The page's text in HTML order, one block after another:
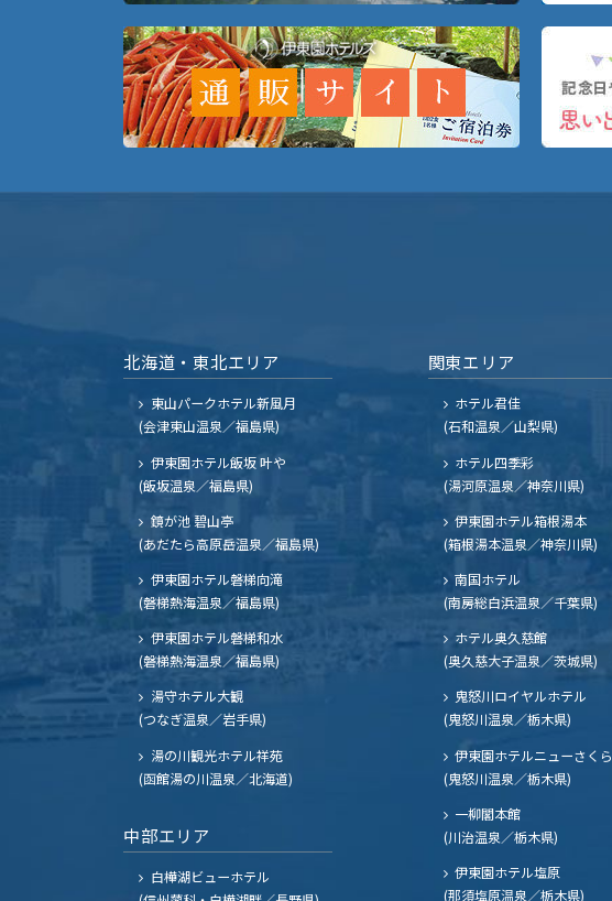
北海道・東北エリア
東山パークホテル新風月
(会津東山温泉／福島県)
伊東園ホテル飯坂 叶や
(飯坂温泉／福島県)
鏡が池 碧山亭
(あだたら高原岳温泉／福島県)
伊東園ホテル磐梯向滝
(磐梯熱海温泉／福島県)
伊東園ホテル磐梯和水
(磐梯熱海温泉／福島県)
湯守ホテル大観
(つなぎ温泉／岩手県)
湯の川観光ホテル祥苑
(函館湯の川温泉／北海道)
中部エリア
白樺湖ビューホテル
関東エリア
ホテル君佳
(石和温泉／山梨県)
ホテル四季彩
(湯河原温泉／神奈川県)
伊東園ホテル箱根湯本
(箱根湯本温泉／神奈川県)
南国ホテル
(南房総白浜温泉／千葉県)
ホテル奥久慈館
(奥久慈大子温泉／茨城県)
鬼怒川ロイヤルホテル
(鬼怒川温泉／栃木県)
伊東園ホテルニューさくら
(鬼怒川温泉／栃木県)
一柳閣本館
(川治温泉／栃木県)
伊東園ホテル塩原
(那須塩原温泉／栃木県)